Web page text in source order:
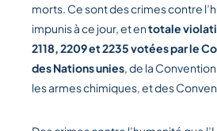
morts. Ce sont des crimes contre
impunis à ce jour, et entotale
2118, 2209 et 2235 votées par le
des Nations unies, de la
les armes chimiques, et des